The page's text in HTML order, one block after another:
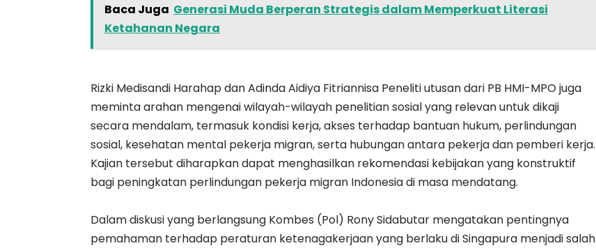
Baca Juga Generasi Muda Berperan Strategis dalam Memperkuat Literasi
Ketahanan Negara
Rizki Medisandi Harahap dan Adinda Aidiya Fitriannisa Peneliti utusan dari PB HMI-MPO juga
meminta arahan mengenai wilayah-wilayah penelitian sosial yang relevan untuk dikaji
secara mendalam, termasuk kondisi kerja, akses terhadap bantuan hukum, perlindungan
sosial, kesehatan mental pekerja migran, serta hubungan antara pekerja dan pemberi kerja.
Kajian tersebut diharapkan dapat menghasilkan rekomendasi kebijakan yang konstruktif
bagi peningkatan perlindungan pekerja migran Indonesia di masa mendatang.
Dalam diskusi yang berlangsung Kombes (Pol) Rony Sidabutar mengatakan pentingnya
pemahaman terhadap peraturan ketenagakerjaan yang berlaku di Singapura menjadi salah